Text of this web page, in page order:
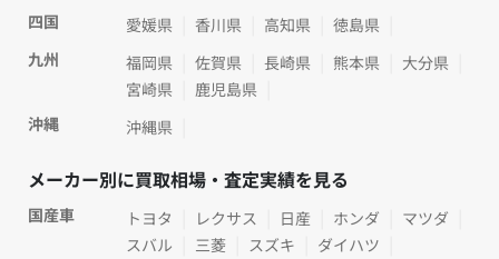
四国
愛媛県 香川県 高知県
徳島県
九州
福岡県 佐賀県 長崎県 熊本県
大分県
宮崎県
鹿児島県
沖縄
沖縄県
メーカー別に買取相場・査定実績を見る
国産車 トヨタ レクサス 日産 ホンダ
マツダ
スバル
三菱 スズキ
ダイハツ